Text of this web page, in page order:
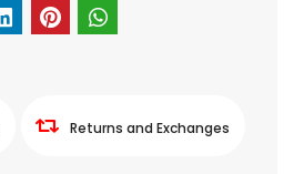
Returns and Exchanges